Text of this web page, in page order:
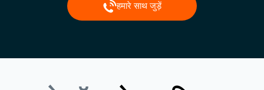
हमारे साथ जुड़ें